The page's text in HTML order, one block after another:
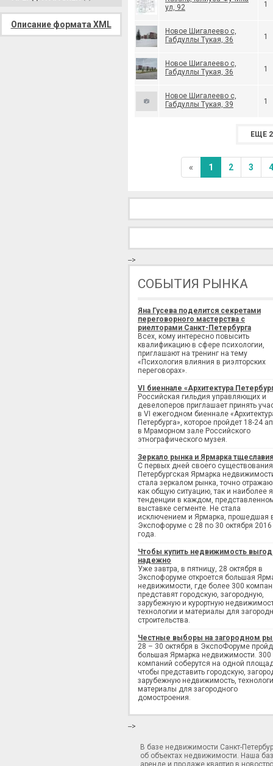
Описание формата XML
ул, 92
1
Новое Шигалеево с,
Габдуллы Тукая, 36
1
Новое Шигалеево с,
Габдуллы Тукая, 36
1
Новое Шигалеево с,
Габдуллы Тукая, 39
1
ЕЩЕ
« 1 2 3 4
-->
СОБЫТИЯ РЫНКА
Яна Гусева поделится секретами
переговорного мастерства с
риелторами Санкт-Петербурга
Всех, кому интересно повысить
квалификацию в сфере психологии,
приглашают на тренинг на тему
«Психология влияния в риэлторских
переговорах».
VI биеннале «Архитектура
Российская гильдия управляющих и
девелоперов приглашает принять
в VI ежегодном биеннале
Петербурга», которое пройдет 18-24
в Мраморном зале Российского
этнографического музея.
Зеркало рынка и Ярмарка тщеславия
С первых дней своего существования
Петербургская Ярмарка
стала зеркалом рынка, точно
как общую ситуацию, так и наиболее
тенденции в каждом,
выставке сегменте. Не стала
исключением и Ярмарка, прошедшая
Экспофоруме с 28 по 30 октября 2016
года.
Чтобы купить недвижимость
надежно
Уже завтра, в пятницу, 28 октября в
Экспофоруме откроется большая
недвижимости, где более 300
представят городскую, загородную,
зарубежную и курортную
технологии и материалы для
строительства.
Честные выборы на загородном
28 – 30 октября в ЭкспоФоруме
большая Ярмарка недвижимости. 300
компаний соберутся на одной
чтобы представить городскую,
зарубежную недвижимость,
материалы для загородного
домостроения.
-->
В базе недвижимости Санкт-
об объектах недвижимости. Наша
аренде и продаже квартир в